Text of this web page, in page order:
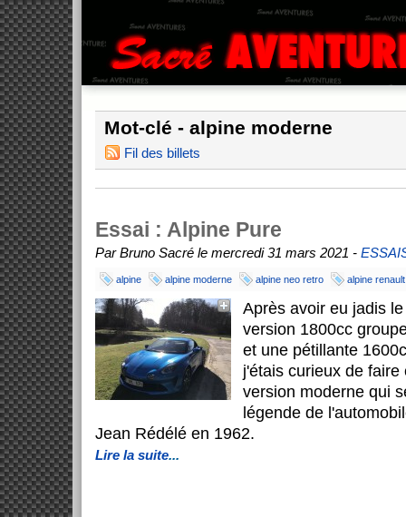
Mot-clé - alpine moderne
Fil des billets
Essai : Alpine Pure
Par Bruno Sacré le mercredi 31 mars 2021 -
alpine alpine moderne alpine neo retro alpine renault
Après avoir eu jadis
version 1800cc
et une pétillante
j'étais curieux de
version moderne qui
légende de
Jean Rédélé en 1962.
Lire la suite...